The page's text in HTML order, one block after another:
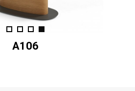
A106